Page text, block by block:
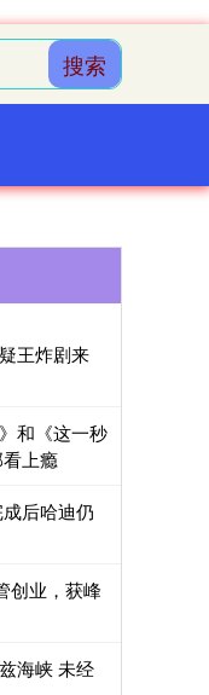
搜索
王炸剧来
和《这一秒
上瘾
后哈迪仍
创业，获峰
海峡 未经